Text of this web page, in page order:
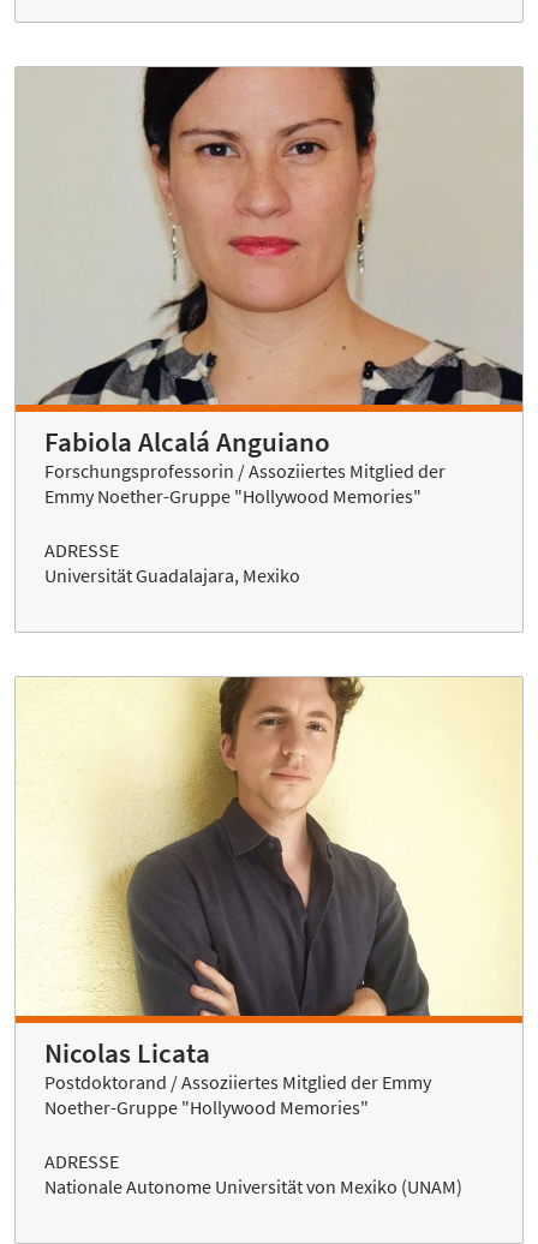
Fabiola Alcalá Anguiano
Forschungsprofessorin / Assoziiertes Mitglied der
Emmy Noether-Gruppe "Hollywood Memories"
ADRESSE
Universität Guadalajara, Mexiko
Nicolas Licata
Postdoktorand / Assoziiertes Mitglied der Emmy
Noether-Gruppe "Hollywood Memories"
ADRESSE
Nationale Autonome Universität von Mexiko (UNAM)